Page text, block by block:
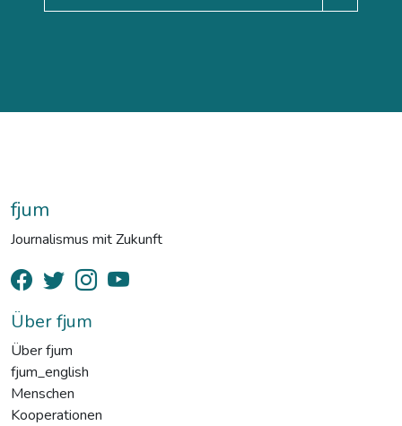
fjum
Journalismus mit Zukunft
Über fjum
Über fjum
fjum_english
Menschen
Kooperationen